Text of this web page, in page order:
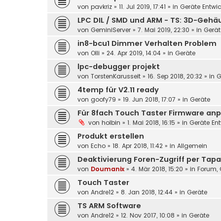
von pavkriz » 11. Jul 2019, 17:41 » in Geräte
LPC DIL / SMD und ARM - TS: 3D-
von GeminiServer » 7. Mai 2019, 22:30 » in
in8-bcu1 Dimmer Verhalten Problem
von Olli » 24. Apr 2019, 14:04 » in Geräte
lpc-debugger projekt
von TorstenKarusseit » 16. Sep 2018, 20:32 » in
4temp für V2.11 ready
von goofy79 » 19. Jun 2018, 17:07 » in Geräte
Für 8fach Touch Taster Firmware
von holbin » 1. Mai 2018, 16:15 » in Geräte
Produkt erstellen
von Echo » 18. Apr 2018, 11:42 » in Allgemein
Deaktivierung Foren-Zugriff per
von Doumanix » 4. Mär 2018, 15:20 » in Forum,
Touch Taster
von Andre12 » 8. Jan 2018, 12:44 » in Geräte
TS ARM Software
von Andre12 » 12. Nov 2017, 10:08 » in Geräte